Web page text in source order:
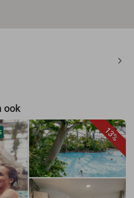
ook
13%